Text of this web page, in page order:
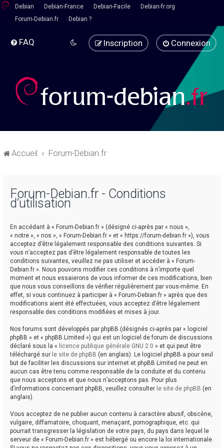
Debian Debian-France Debian-Facile
Debian-fr.org
Forum-Debian.fr
Debian ?
FAQ Connexion
Inscription
Accueil Forum-Debian.fr
Forum-Debian.fr - Conditions
d’utilisation
En accédant à « Forum-Debian.fr » (désigné ci-après par « nous »,
« notre », « nos », « Forum-Debian.fr » et « https://forum-debian.fr »), vous
acceptez d’être légalement responsable des conditions suivantes. Si
vous n’acceptez pas d’être légalement responsable de toutes les
conditions suivantes, veuillez ne pas utiliser et accéder à « Forum-
Debian.fr ». Nous pouvons modifier ces conditions à n’importe quel
moment et nous essaierons de vous informer de ces modifications, bien
que nous vous conseillons de vérifier régulièrement par vous-même. En
effet, si vous continuez à participer à « Forum-Debian.fr » après que des
modifications aient été effectuées, vous acceptez d’être légalement
responsable des conditions modifiées et mises à jour.
Nos forums sont développés par phpBB (désignés ci-après par « logiciel
phpBB » et « phpBB Limited ») qui est un logiciel de forum de discussions
déclaré sous la « licence publique générale GNU 2.0 » et qui peut être
téléchargé sur le site de phpBB (en anglais). Le logiciel phpBB a pour seul
but de faciliter les discussions sur internet et phpBB Limited ne peut en
aucun cas être tenu comme responsable de la conduite et du contenu
que nous acceptons et que nous n’acceptons pas. Pour plus
d’informations concernant phpBB, veuillez consulter le site de phpBB (en
anglais).
Vous acceptez de ne publier aucun contenu à caractère abusif, obscène,
vulgaire, diffamatoire, choquant, menaçant, pornographique, etc. qui
pourrait transgresser la législation de votre pays, du pays dans lequel le
serveur de « Forum-Debian.fr » est hébergé ou encore la loi internationale.